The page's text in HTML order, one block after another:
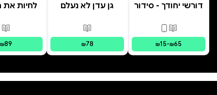
דורשי יחודך - סידור
פורמטים זמינים
מודפס, דיגיטלי
₪15-₪65
גן עדן לא נעלם
פורמטים זמינים מודפס
₪78
לחיות את
₪89